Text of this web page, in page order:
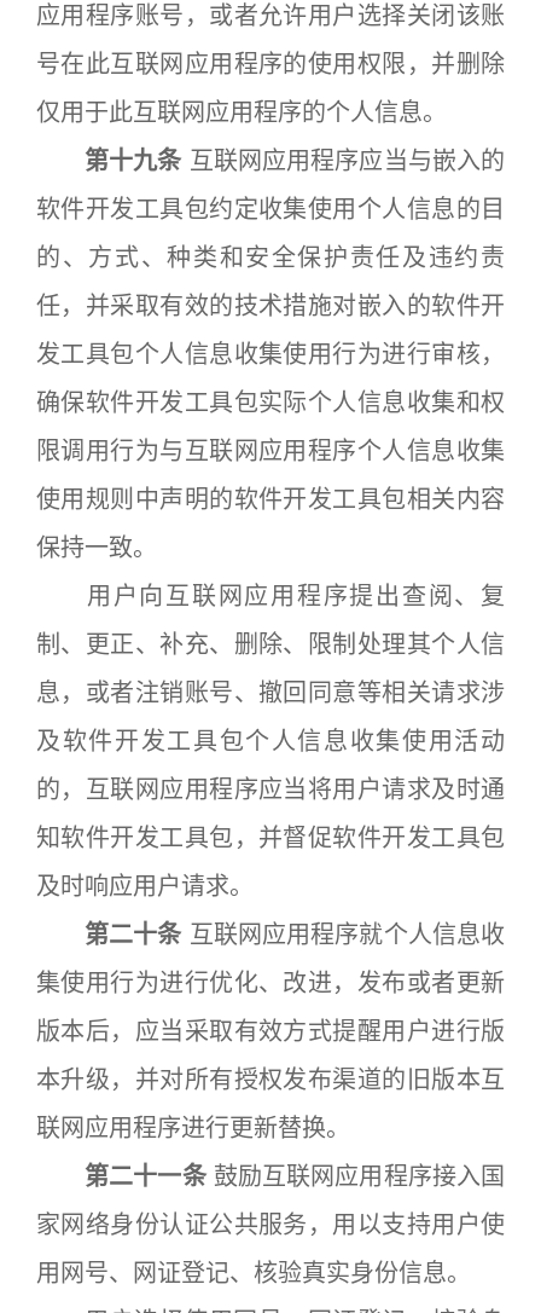
应用程序账号，或者允许用户选择关闭该账
号在此互联网应用程序的使用权限，并删除
仅用于此互联网应用程序的个人信息。
第十九条 互联网应用程序应当与嵌入的
软件开发工具包约定收集使用个人信息的目
的、方式、种类和安全保护责任及违约责
任，并采取有效的技术措施对嵌入的软件开
发工具包个人信息收集使用行为进行审核，
确保软件开发工具包实际个人信息收集和权
限调用行为与互联网应用程序个人信息收集
使用规则中声明的软件开发工具包相关内容
保持一致。
用户向互联网应用程序提出查阅、复
制、更正、补充、删除、限制处理其个人信
息，或者注销账号、撤回同意等相关请求涉
及软件开发工具包个人信息收集使用活动
的，互联网应用程序应当将用户请求及时通
知软件开发工具包，并督促软件开发工具包
及时响应用户请求。
第二十条 互联网应用程序就个人信息收
集使用行为进行优化、改进，发布或者更新
版本后，应当采取有效方式提醒用户进行版
本升级，并对所有授权发布渠道的旧版本互
联网应用程序进行更新替换。
第二十一条鼓励互联网应用程序接入国
家网络身份认证公共服务，用以支持用户使
用网号、网证登记、核验真实身份信息。